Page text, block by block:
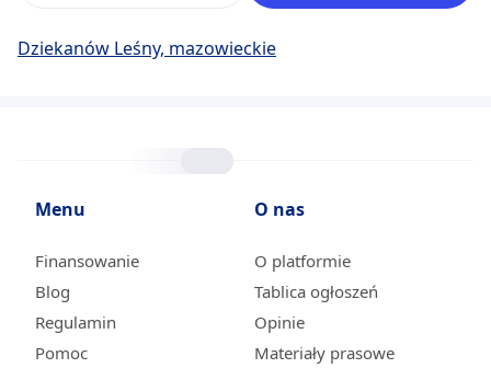
Dziekanów Leśny, mazowieckie
Menu
Finansowanie
Blog
Regulamin
Pomoc
O nas
O platformie
Tablica ogłoszeń
Opinie
Materiały prasowe